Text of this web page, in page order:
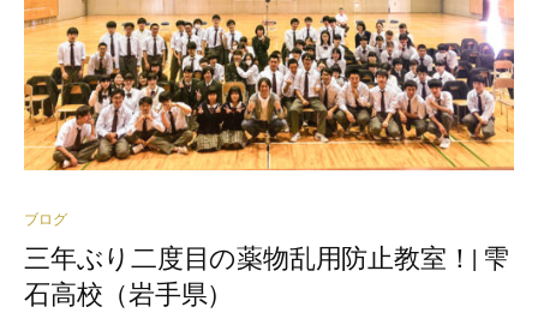
ブログ
三年ぶり二度目の薬物乱用防止教室！| 雫
石高校（岩手県）